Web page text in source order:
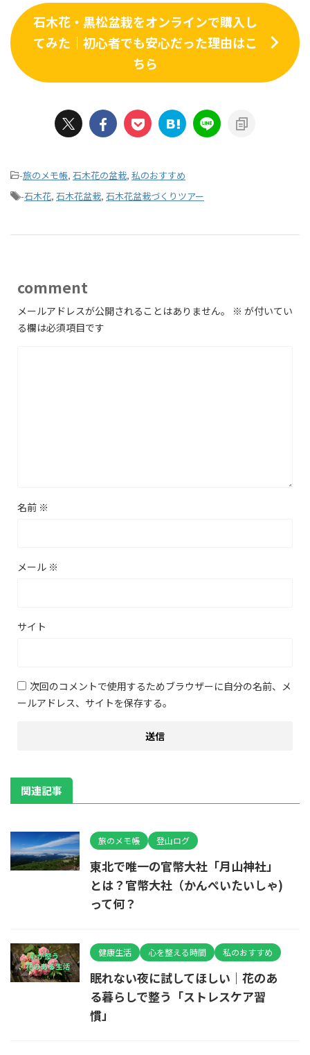
石木花・黒松盆栽をオンラインで購入し
てみた｜初心者でも安心だった理由はこ
ちら
-旅のメモ帳, 石木花の盆栽, 私のおすすめ
-石木花, 石木花盆栽, 石木花盆栽づくりツアー
comment
メールアドレスが公開されることはありません。 ※ が付いてい
る欄は必須項目です
名前 ※
メール ※
サイト
次回のコメントで使用するためブラウザーに自分の名前、メ
ールアドレス、サイトを保存する。
関連記事
旅のメモ帳 登山ログ
東北で唯一の官幣大社「月山神社」
とは？官幣大社（かんぺいたいしゃ)
って何？
健康生活 心を整える時間 私のおすすめ
眠れない夜に試してほしい｜花のあ
る暮らしで整う「ストレスケア習
慣」